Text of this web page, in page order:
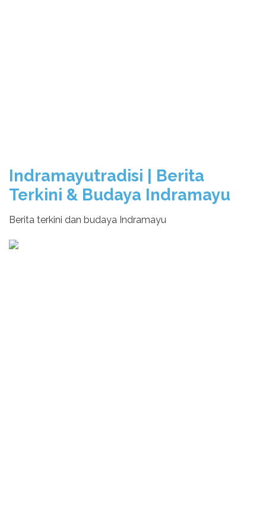
Indramayutradisi | Berita
Terkini & Budaya Indramayu
Berita terkini dan budaya Indramayu